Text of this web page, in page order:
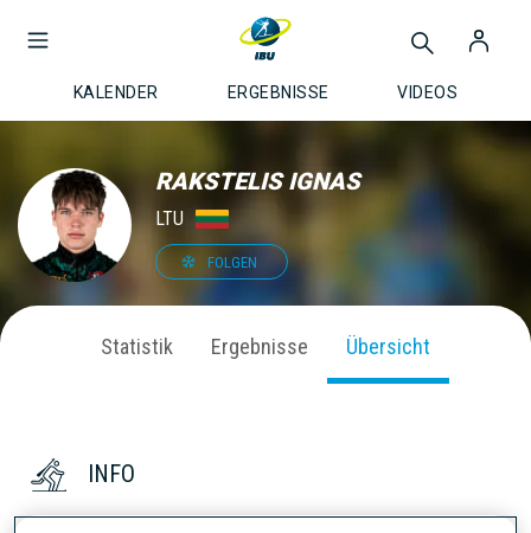
KALENDER ERGEBNISSE VIDEOS
RAKSTELIS IGNAS
LTU
FOLGEN
Statistik Ergebnisse Übersicht
INFO